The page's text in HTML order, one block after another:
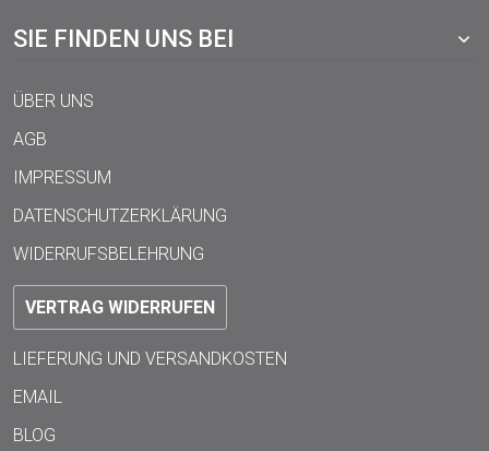
SIE FINDEN UNS BEI
ÜBER UNS
AGB
IMPRESSUM
DATENSCHUTZERKLÄRUNG
WIDERRUFSBELEHRUNG
VERTRAG WIDERRUFEN
LIEFERUNG UND VERSANDKOSTEN
EMAIL
BLOG